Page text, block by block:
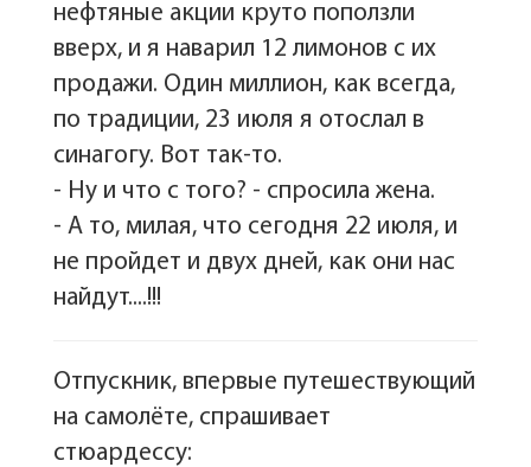
нефтяные акции круто поползли
вверх, и я наварил 12 лимонов с их
продажи. Один миллион, как всегда,
по традиции, 23 июля я отослал в
синагогу. Вот так-то.
- Ну и что с того? - спросила жена.
- А то, милая, что сегодня 22 июля, и
не пройдет и двух дней, как они нас
найдут....!!!
Отпускник, впервые путешествующий
на самолёте, спрашивает
стюардессу: